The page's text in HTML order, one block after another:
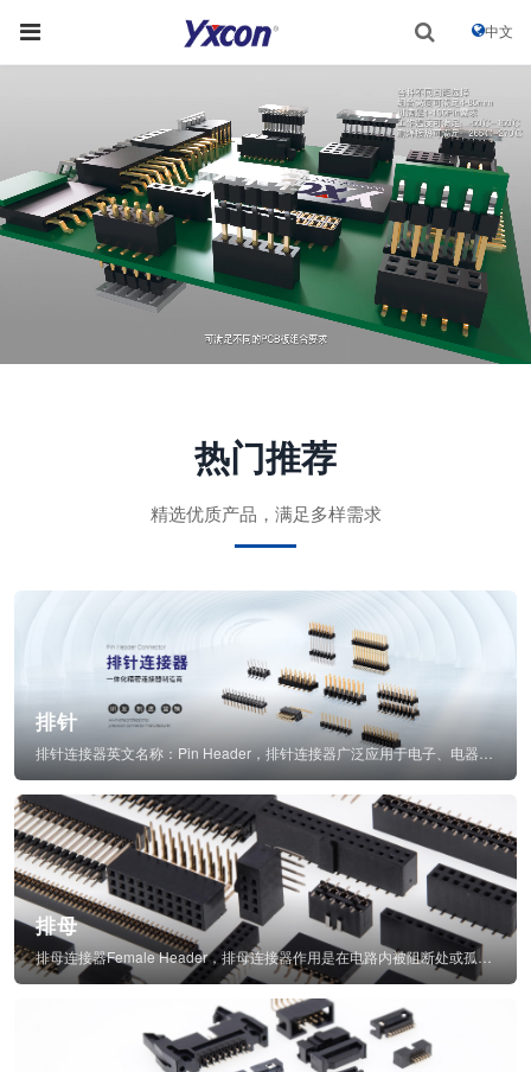
中文
热门推荐
精选优质产品，满足多样需求
排针
排母
排母连接器Female Header，排母连接器作用是在电路内被阻断处或孤立不通...